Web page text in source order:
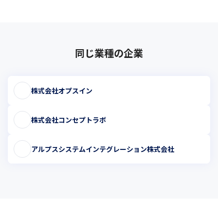
同じ業種の企業
株式会社オプスイン
株式会社コンセプトラボ
アルプスシステムインテグレーション株式会社